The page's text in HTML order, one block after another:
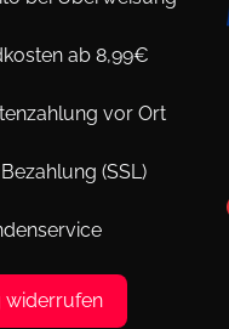
ab 8,99€
vor Ort
(SSL)
widerrufen